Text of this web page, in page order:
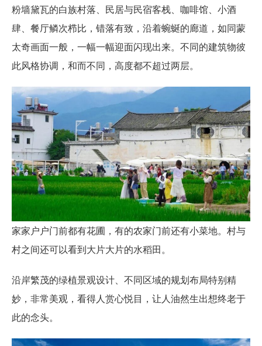
粉墙黛瓦的白族村落、民居与民宿客栈、咖啡馆、小酒
肆、餐厅鳞次栉比，错落有致，沿着蜿蜒的廊道，如同蒙
太奇画面一般，一幅一幅迎面闪现出来。不同的建筑物彼
此风格协调，和而不同，高度都不超过两层。
家家户户门前都有花圃，有的农家门前还有小菜地。村与
村之间还可以看到大片大片的水稻田。
沿岸繁茂的绿植景观设计、不同区域的规划布局特别精
妙，非常美观，看得人赏心悦目，让人油然生出想终老于
此的念头。